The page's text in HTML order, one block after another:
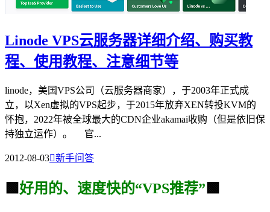
Linode VPS云服务器详细介绍、购买教
程、使用教程、注意细节等
linode，美国VPS公司（云服务器商家），于2003年正式成
立，以Xen虚拟的VPS起步，于2015年放弃XEN转投KVM的
怀抱，2022年被全球最大的CDN企业akamai收购（但是依旧保
持独立运作）。 官...
2012-08-03新手问答
🟩 好用的、速度快的“VPS推荐” 🟩